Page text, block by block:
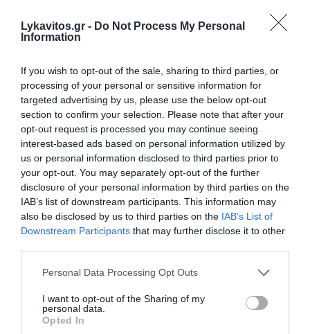
Lykavitos.gr - Do Not Process My Personal
Information
If you wish to opt-out of the sale, sharing to third parties, or
processing of your personal or sensitive information for
targeted advertising by us, please use the below opt-out
section to confirm your selection. Please note that after your
opt-out request is processed you may continue seeing
interest-based ads based on personal information utilized by
us or personal information disclosed to third parties prior to
your opt-out. You may separately opt-out of the further
disclosure of your personal information by third parties on the
IAB’s list of downstream participants. This information may
also be disclosed by us to third parties on the IAB’s List of
Downstream Participants that may further disclose it to other
Please note that this website/app uses one or more Google
not limited to your visit or usage behaviour. You may click to
grant or deny consent to Google and its third-party tags to
use your data for below specified purposes in below Google
Personal Data Processing Opt Outs
I want to opt-out of the Sharing of my
personal data.
Opted In
Π. Μαρινάκης σε Ν. Ανδρουλάκη: Η χώρα
πλήρωσε ακριβά τα προγράμματα που
γράφτηκαν «στο πόδι» και τους πολιτικούς
που μιλούσαν στον αέρα
"Η χώρα πλήρωσε ακριβά τα προγράμματα που
γράφτηκαν «στο πόδι» και πολύ πιο ακριβά τους
πολιτικούς που μιλούσαν στον αέρα" τόνισε σε δήλωσή
του ο Υφυπ...